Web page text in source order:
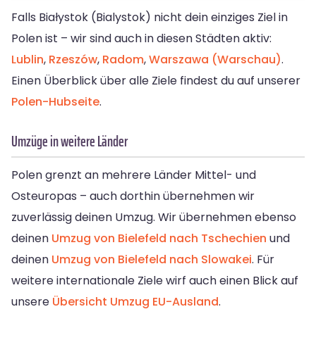
Falls Białystok (Bialystok) nicht dein einziges Ziel in
Polen ist – wir sind auch in diesen Städten aktiv:
Lublin, Rzeszów, Radom,Warszawa (Warschau).
Einen Überblick über alle Ziele findest du auf unserer
Polen-Hubseite.
Umzüge in weitere Länder
Polen grenzt an mehrere Länder Mittel- und
Osteuropas – auch dorthin übernehmen wir
zuverlässig deinen Umzug. Wir übernehmen ebenso
deinen Umzug von Bielefeld nach Tschechien und
deinen Umzug von Bielefeld nach Slowakei. Für
weitere internationale Ziele wirf auch einen Blick auf
unsere Übersicht Umzug EU-Ausland.